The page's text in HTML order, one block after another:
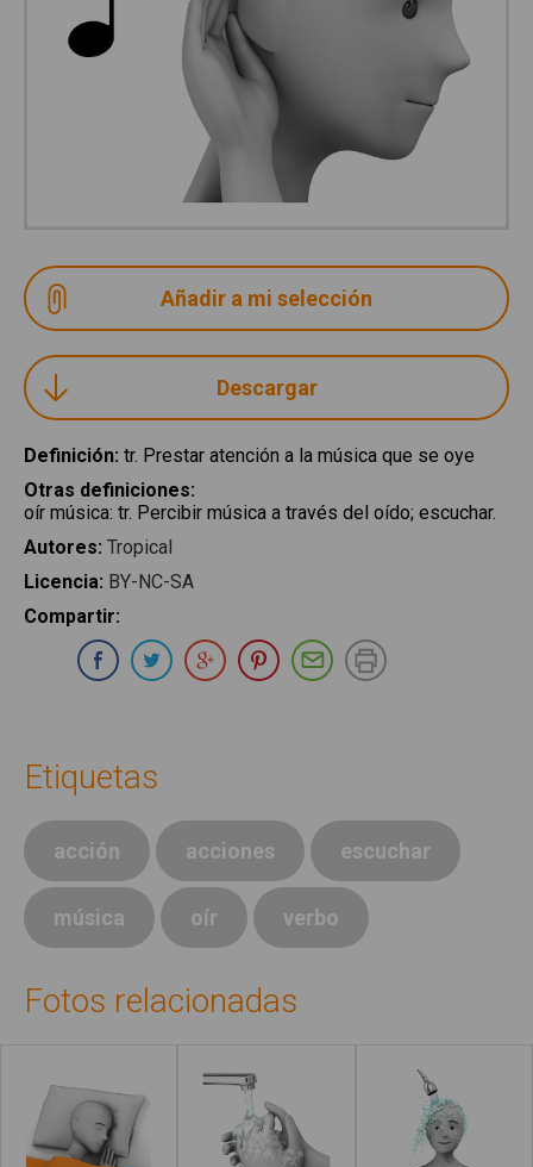
Descargar
Definición: tr. Prestar atención a la música que se oye
Otras definiciones:
oír música: tr. Percibir música a través del oído; escuchar.
Autores: Tropical
Licencia: BY-NC-SA
Compartir:
Compartir en Whatsapp
Compartir en Facebook
Compartir en Twitter
Compartir en Google Plus
Compartir en Pinterest
Compartir por E-
Etiquetas
acción acciones escuchar
música oír verbo
Fotos relacionadas